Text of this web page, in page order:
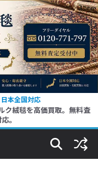
本全国対応
ク絨毯を高価買取。無料査
。